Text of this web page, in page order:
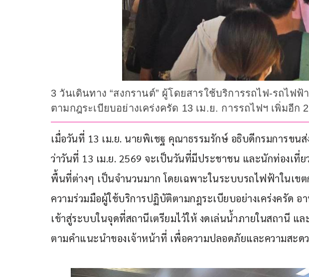
3 วันเดินทาง “สงกรานต์” ผู้โดยสารใช้บริการรถไฟ-รถไ
ตามกฎระเบียบอย่างเคร่งครัด 13 เม.ย. การรถไฟฯ เพิ่มอี
เมื่อวันที่ 13 เม.ย. นายพิเชฐ คุณาธรรมรักษ์ อธิบดีกรมการขนส่
ว่าวันที่ 13 เม.ย. 2569 จะเป็นวันที่มีประชาชน และนักท่องเที่ย
พื้นที่ต่างๆ เป็นจำนวนมาก โดยเฉพาะในระบบรถไฟฟ้าในเข
ความร่วมมือผู้ใช้บริการปฏิบัติตามกฎระเบียบอย่างเคร่งครัด
เข้าสู่ระบบในจุดที่สถานีเตรียมไว้ให้ งดเล่นน้ำภายในสถานี แ
ตามคำแนะนำของเจ้าหน้าที่ เพื่อความปลอดภัยและความสะด